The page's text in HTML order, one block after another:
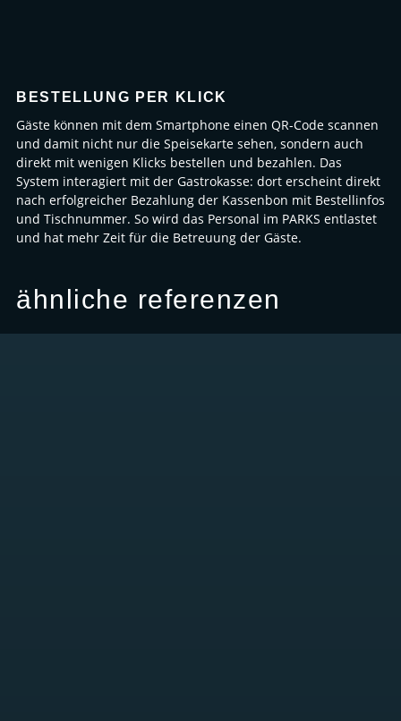
BESTELLUNG PER KLICK
Gäste können mit dem Smartphone einen QR-Code scannen
und damit nicht nur die Speisekarte sehen, sondern auch
direkt mit wenigen Klicks bestellen und bezahlen. Das
System interagiert mit der Gastrokasse: dort erscheint direkt
nach erfolgreicher Bezahlung der Kassenbon mit Bestellinfos
und Tischnummer. So wird das Personal im PARKS entlastet
und hat mehr Zeit für die Betreuung der Gäste.
ähnliche referenzen